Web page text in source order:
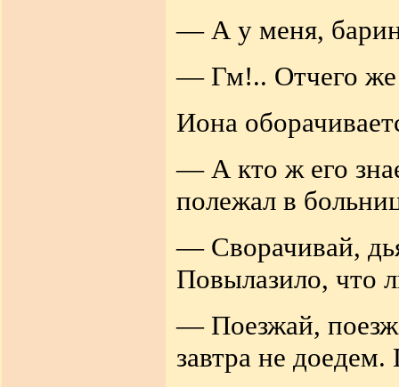
— А у меня,
— Гм!.. Отчего же
Иона
— А кто ж его
полежал в
— Сворачивай,
Повылазило, что
— Поезжай,
завтра не